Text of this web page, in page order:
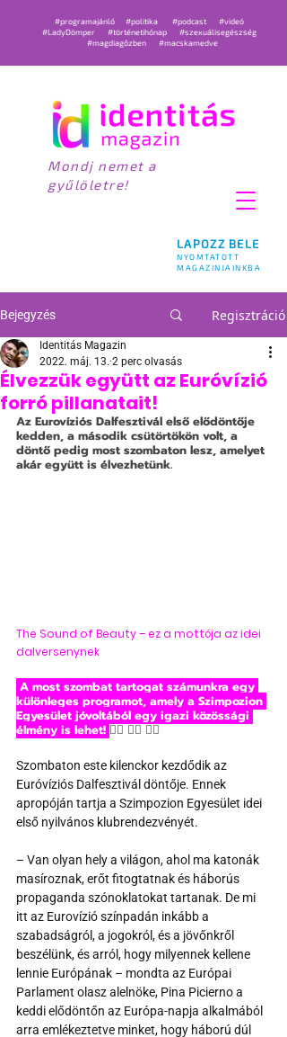
LAPOZZ BELE
NYOMTATOTT
MAGAZINJAINKBA
#programajánló #politika #podcast
#videó
#LadyDömper
#történetihónap
#szexuálisegészség
#magdiagőzben
#macskamedve
Mondj nemet a
gyűlöletre!
Bejegyzés Regisztráció
Élvezzük együtt az Euróvízió
forró pillanatait!
Identitás Magazin
2022. máj. 13. 2 perc olvasás
Az Eurovíziós Dalfesztivál első elődöntője
kedden, a második csütörtökön volt, a
döntő pedig most szombaton lesz, amelyet
akár együtt is élvezhetünk.
The Sound of Beauty – ez a mottója az idei
dalversenynek
különleges programot, amely a Szimpozion
Egyesület jóvoltából egy igazi közössági
élmény is lehet! 🏳️‍🌈 🏳️‍🌈 🏳️‍🌈
Szombaton este kilenckor kezdődik az
Euróvíziós Dalfesztivál döntője. Ennek
apropóján tartja a Szimpozion Egyesület idei
első nyilvános klubrendezvényét.
– Van olyan hely a világon, ahol ma katonák
masíroznak, erőt fitogtatnak és háborús
propaganda szónoklatokat tartanak. De mi
itt az Eurovízió színpadán inkább a
szabadságról, a jogokról, és a jövőnkről
beszélünk, és arról, hogy milyennek kellene
lennie Európának – mondta az Európai
Parlament olasz alelnöke, Pina Picierno a
keddi elődöntőn az Európa-napja alkalmából
arra emlékeztetve minket, hogy háború dúl